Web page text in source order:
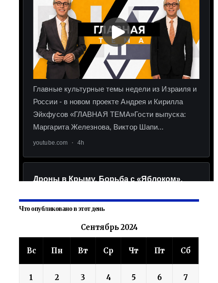
Что опубликовано в этот день
Сентябрь 2024
Вс Пн Вт Ср Чт Пт Сб
1 2 3 4 5 6 7